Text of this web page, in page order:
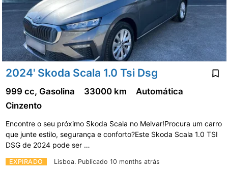
2024' Skoda Scala 1.0 Tsi Dsg
EXPIRADO Lisboa. Publicado 10 months atrás
999 cc, Gasolina 33000 km
Automática
Cinzento
Encontre o seu próximo Skoda Scala no Melvar!Procura um carro
que junte estilo, segurança e conforto?Este Skoda Scala 1.0 TSI
DSG de 2024 pode ser …